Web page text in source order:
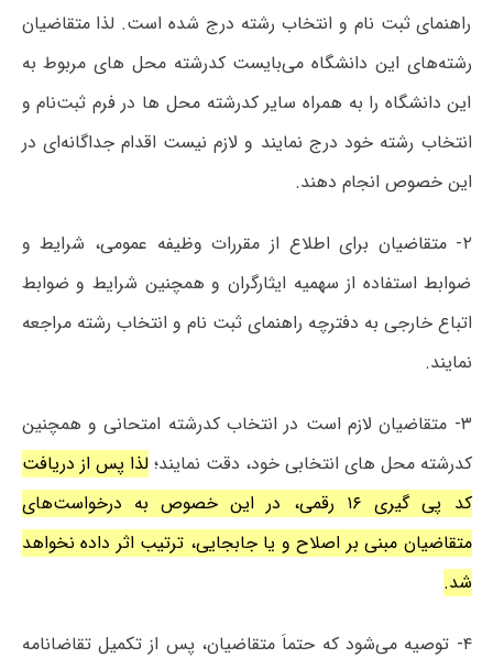
راهنمای ثبت نام و انتخاب رشته درج شده است. لذا متقاضیان
رشته‌های این دانشگاه می‌بایست کدرشته محل های مربوط به
این دانشگاه را به همراه سایر کدرشته محل ها در فرم ثبت‌نام و
انتخاب رشته خود درج نمایند و لازم نیست اقدام جداگانه‌ای در
این خصوص انجام دهند.
۲- متقاضیان برای اطلاع از مقررات وظیفه عمومی، شرایط و
ضوابط استفاده از سهمیه ایثارگران و همچنین شرایط و ضوابط
اتباع خارجی به دفترچه راهنمای ثبت نام و انتخاب رشته ‌مراجعه
نمایند.
۳- متقاضیان لازم است در انتخاب کدرشته امتحانی و همچنین
کدرشته محل های انتخابی خود، دقت نمایند؛لذا پس از دریافت
کد پی گیری ۱۶ رقمی، در این خصوص به درخواست‌های
متقاضیان مبنی بر اصلاح و یا جابجایی، ترتیب اثر داده نخواهد
شد.
۴- توصیه‌ می‌شود که حتماَ متقاضیان، پس از تکمیل تقاضانامه